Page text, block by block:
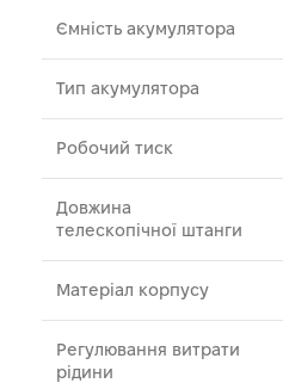
Ємність акумулятора
Тип акумулятора
Робочий тиск
Довжина
телескопічної штанги
Матеріал корпусу
Регулювання витрати
рідини